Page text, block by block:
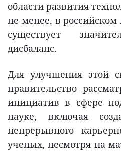
области развития
не менее, в
существует
дисбаланс.
Для улучшения этой
правительство
инициатив в сфере
науке, включая
непрерывного
ученых, несмотря на